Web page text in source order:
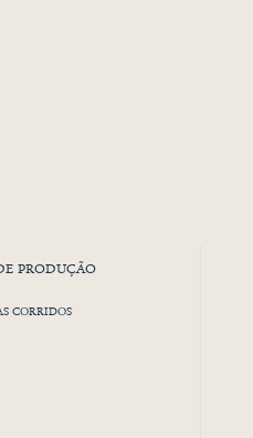
PRODUÇÃO
CORRIDOS